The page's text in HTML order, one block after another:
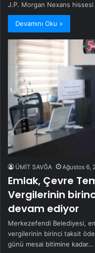
J.P. Morgan Nexans
Devamını Oku »
ÜMİT SAVĞA Ağustos 6,
Emlak, Çevre
Vergilerinin
devam ediyor
Merkezefendi Belediyesi,
vergilerinin birinci taksit
günü mesai bitimine kadar…